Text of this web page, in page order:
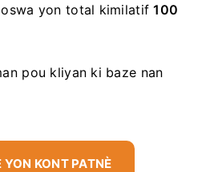
yon total kimilatif100
pou kliyan ki baze nan
YON KONT PATNÈ